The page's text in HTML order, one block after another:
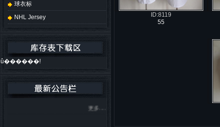
ID:8119
55
球衣标
NHL Jersey
û������!
更多....